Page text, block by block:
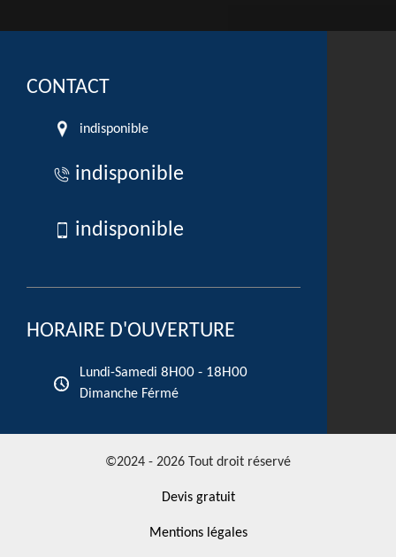
CONTACT
indisponible
indisponible
indisponible
HORAIRE D'OUVERTURE
Lundi-Samedi 8H00 - 18H00
Dimanche Férmé
©2024 - 2026 Tout droit réservé
Devis gratuit
Mentions légales